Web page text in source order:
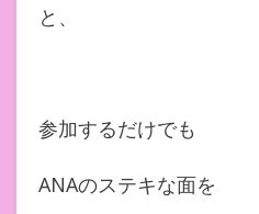
と、
参加するだけでも
ANAのステキな面を